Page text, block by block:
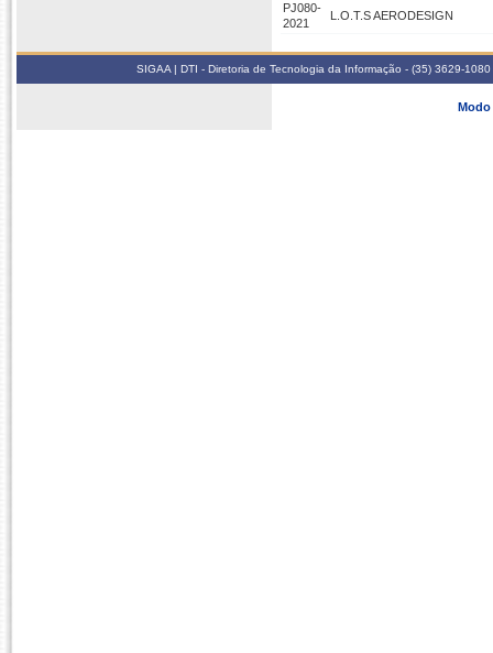
PJ080-
2021
L.O.T.S AERODESIGN
SIGAA | DTI - Diretoria de Tecnologia da Informação - (35) 3629-
Modo